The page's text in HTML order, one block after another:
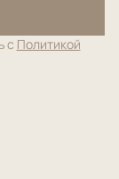
с Политикой